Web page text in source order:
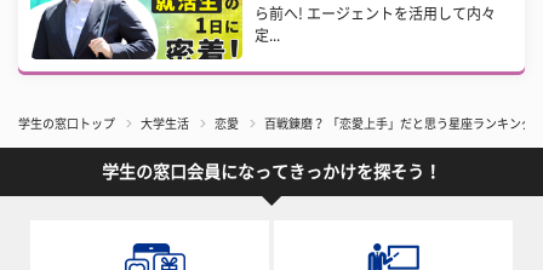
ら前へ! エージェントを活用して内々
定...
学生の窓口トップ 大学生活 恋愛 百戦錬磨？ 「恋愛上手」だと思う星座ランキン
学生の窓口会員になってきっかけを探そう！